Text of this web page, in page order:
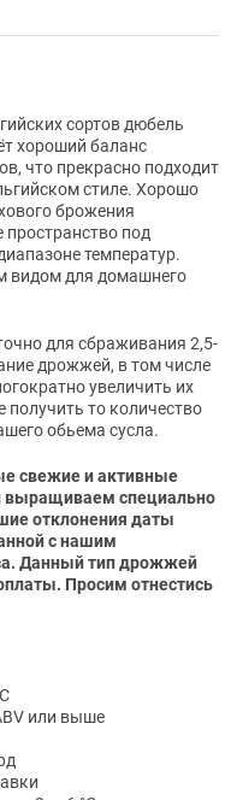
сортов дюбель
хороший баланс
что прекрасно подходит
стиле. Хорошо
брожения
пространство под
температур.
видом для домашнего
для сбраживания 2,5-
дрожжей, в том числе
увеличить их
то количество
обьема сусла.
свежие и активные
специально
отклонения даты
с нашим
Данный тип дрожжей
Просим отнестись
или выше